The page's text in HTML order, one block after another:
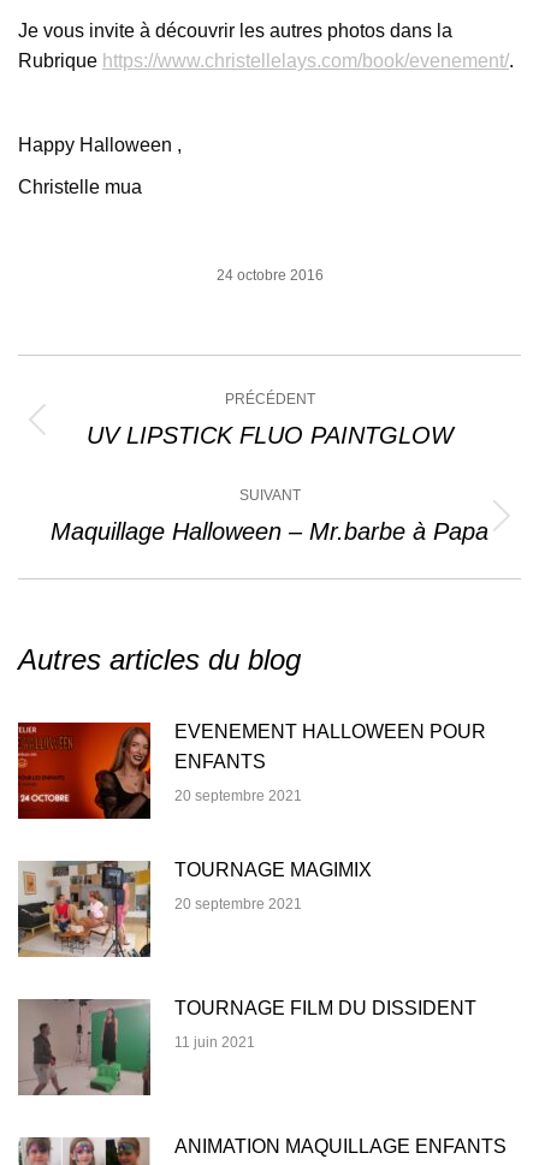
Je vous invite à découvrir les autres photos dans la
Rubrique https://www.christellelays.com/book/evenement/.
Happy Halloween ,
Christelle mua
24 octobre 2016
article
PRÉCÉDENT
Article
:
UV LIPSTICK FLUO PAINTGLOW
SUIVANT
Article
Maquillage Halloween – Mr.barbe à Papa
Autres articles du blog
EVENEMENT HALLOWEEN POUR
ENFANTS
20 septembre 2021
TOURNAGE MAGIMIX
20 septembre 2021
TOURNAGE FILM DU DISSIDENT
11 juin 2021
ANIMATION MAQUILLAGE ENFANTS